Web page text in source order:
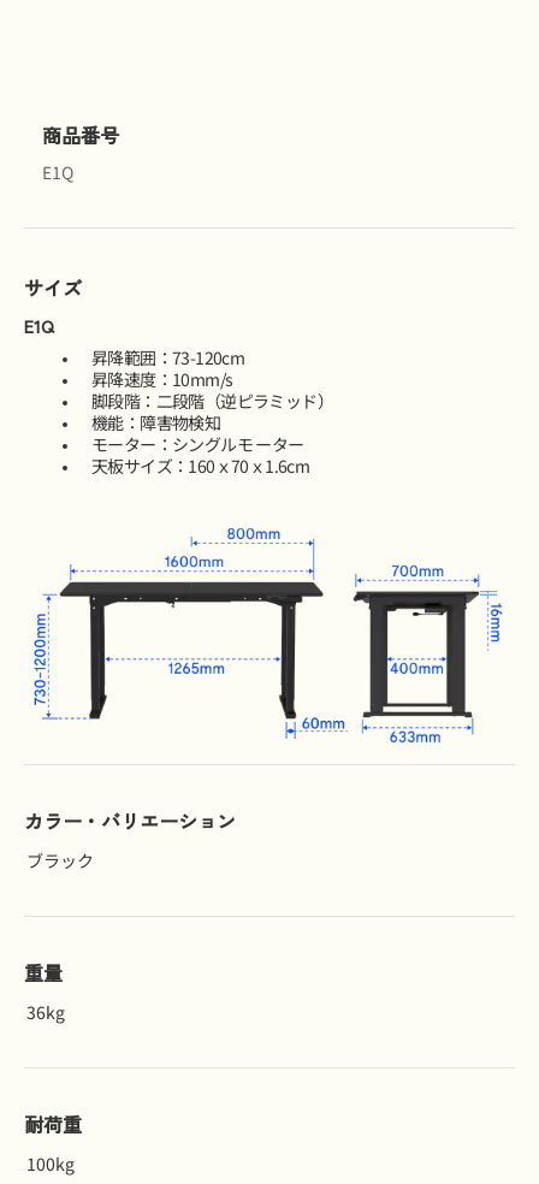
商品番号
E1Q
サイズ
E1Q
昇降範囲：73-120cm
昇降速度：10mm/s
脚段階：二段階（逆ピラミッド）
機能：障害物検知
モーター：シングルモ ーター
天板サイズ：160ｘ70ｘ1.6cm
カラー・バリエーション
ブラック
重量
36kg
耐荷重
100kg